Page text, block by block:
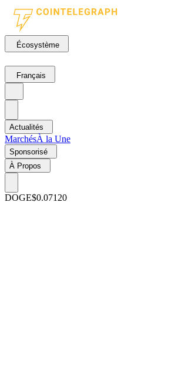
Écosystème
Français
Actualités
MarchésÀ la Une
Sponsorisé
À Propos
DOGE$0.07120